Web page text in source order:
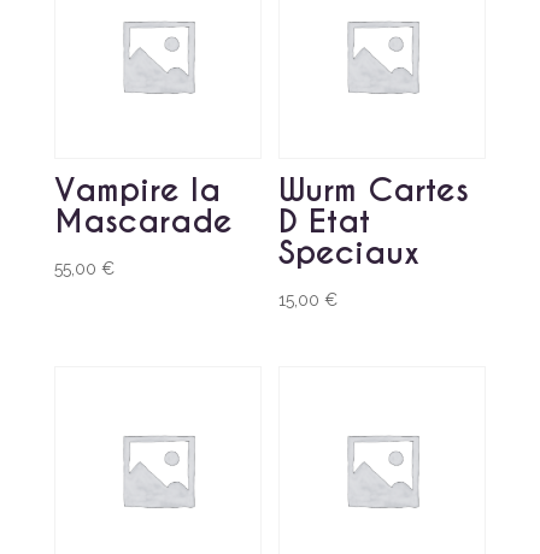
Vampire la
Mascarade
55,00 €
Wurm Cartes
D Etat
Speciaux
15,00€